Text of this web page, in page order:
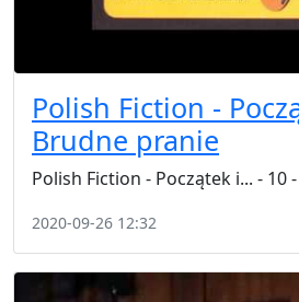
Polish Fiction -
Brudne pranie
Polish Fiction - Początek i... - 10
2020-09-26 12:32